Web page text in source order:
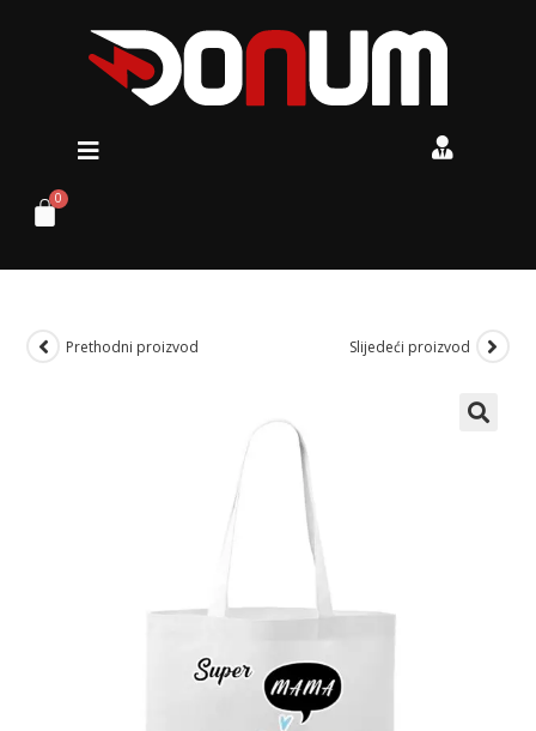
Prethodni proizvod Slijedeći proizvod